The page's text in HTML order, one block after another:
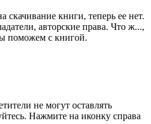
скачивание книги, теперь ее нет.
авторские права. Что ж...,
поможем с книгой.
не могут оставлять
Нажмите на иконку справа